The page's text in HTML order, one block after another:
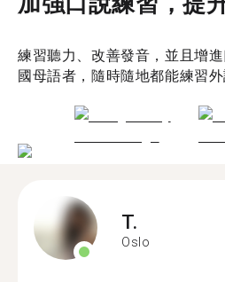
練習聽力、改善發音，並且增
國母語者，隨時隨地都能練習
T.
Oslo